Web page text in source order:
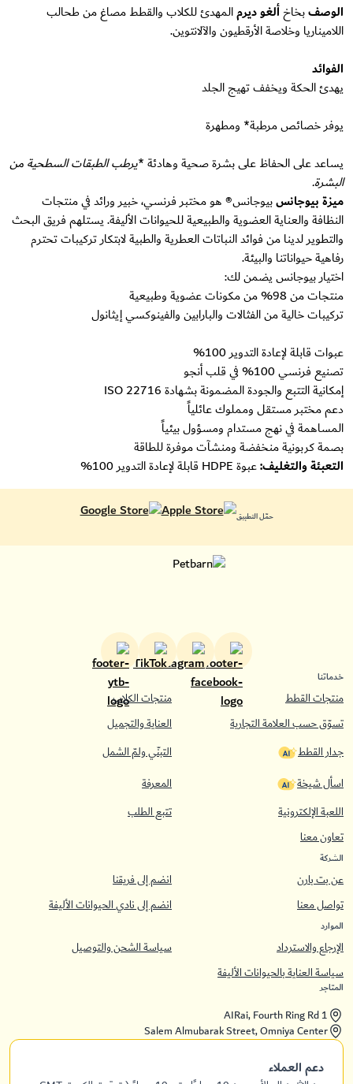
الوصفبخاخألغو ديرمالمهدئ للكلاب والقطط مصاغ من طحالب
اللاميناريا وخلاصة الأرقطيون والآلانتوين.
الفوائد
يهدئ الحكة ويخفف تهيج الجلد
يوفر خصائص مرطبة* ومطهرة
يساعد على الحفاظ على بشرة صحية وهادئة *يرطب الطبقات السطحية من
البشرة.
ميزة بيوجانسبيوجانس® هو مختبر فرنسي، خبير ورائد في منتجات
النظافة والعناية العضوية والطبيعية للحيوانات الأليفة. يستلهم فريق البحث
والتطوير لدينا من فوائد النباتات العطرية والطبية لابتكار تركيبات تحترم
رفاهية حيواناتنا والبيئة.
اختيار بيوجانس يضمن لك:
منتجات من 98% من مكونات عضوية وطبيعية
تركيبات خالية من الفثالات والبارابين والفينوكسي إيثانول
عبوات قابلة لإعادة التدوير 100%
تصنيع فرنسي 100% في قلب أنجو
إمكانية التتبع والجودة المضمونة بشهادة ISO 22716
دعم مختبر مستقل ومملوك عائلياً
المساهمة في نهج مستدام ومسؤول بيئياً
بصمة كربونية منخفضة ومنشآت موفرة للطاقة
التعبئة والتغليف:عبوة HDPE قابلة لإعادة التدوير 100%
حمّل التطبيق
خدماتنا
منتجات القطط
منتجات الكلاب
تسوّق حسب العلامة التجارية
العناية والتجميل
جدار القطط
التبنّي ولمّ الشمل
اسأل شيخة
المعرفة
اللعبة الإلكترونية
تتبع الطلب
تعاون معنا
الشركة
عن بت بارن
انضم إلى فريقنا
تواصل معنا
انضم إلى نادي الحيوانات الأليفة
الموارد
الإرجاع والاسترداد
سياسة الشحن والتوصيل
سياسة العناية بالحيوانات الأليفة
المتاجر
AIRai, Fourth Ring Rd 1
Salem Almubarak Street, Omniya Center
دعم العملاء